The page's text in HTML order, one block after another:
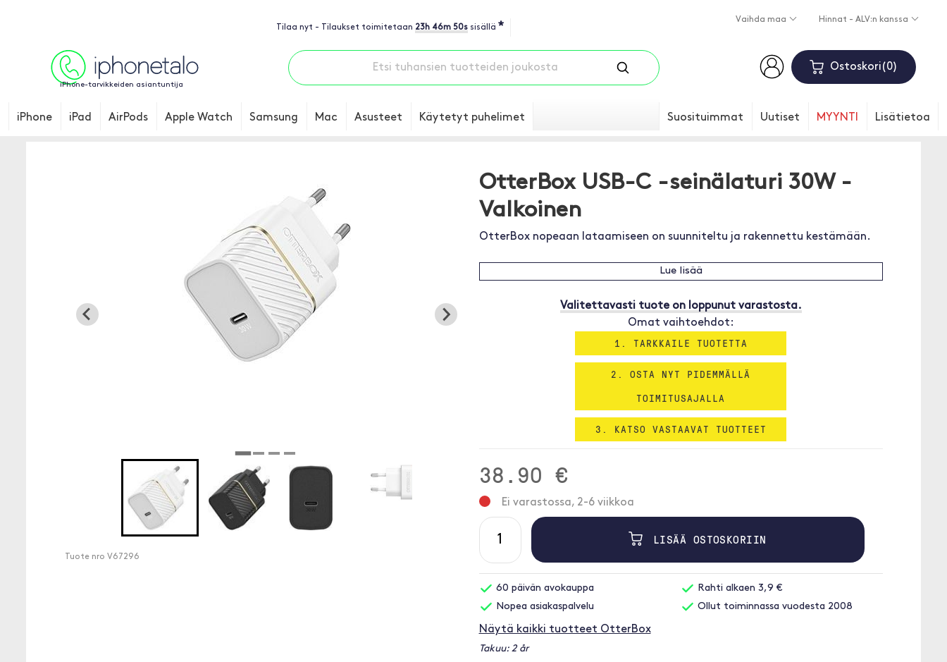
Tilaa nyt - Tilaukset toimitetaan 23h 46m 49s sisällä *
Vaihda maa Hinnat - ALV:n kanssa
iPhone-tarvikkeiden asiantuntija
Ostoskori 0
iPhone iPad AirPods Apple Watch Samsung Mac Asusteet Käytetyt puhelimet Suosituimmat Uutiset MYYNTI Lisätietoa
Tuote nro V67296
OtterBox USB-C -seinälaturi 30W -
Valkoinen
OtterBox nopeaan lataamiseen on suunniteltu ja rakennettu kestämään.
Lue lisää
Valitettavasti tuote on loppunut varastosta.
Omat vaihtoehdot:
1. TARKKAILE TUOTETTA
2. OSTA NYT PIDEMMÄLLÄ
TOIMITUSAJALLA
3. KATSO VASTAAVAT TUOTTEET
38.90 €
Ei varastossa, 2-6 viikkoa
LISÄÄ OSTOSKORIIN
60 päivän avokauppa
Rahti alkaen 3,9 €
Nopea asiakaspalvelu
Ollut toiminnassa vuodesta 2008
Näytä kaikki tuotteet OtterBox
Takuu: 2 år